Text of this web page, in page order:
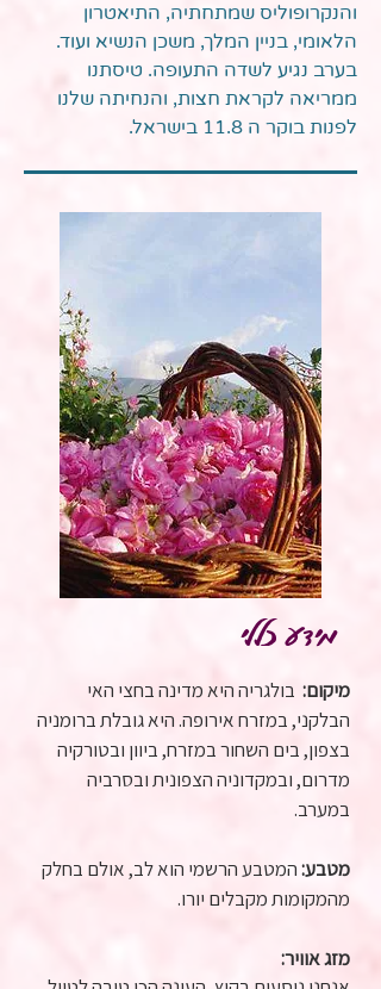
והנקרופוליס שמתחתיה, התיאטרון
הלאומי, בניין המלך, משכן הנשיא ועוד.
בערב נגיע לשדה התעופה. טיסתנו
ממריאה לקראת חצות, והנחיתה שלנו
לפנות בוקר ה 11.8 בישראל.
מידע כללי
מיקום: בולגריה היא מדינה בחצי האי
הבלקני, במזרח אירופה. היא גובלת ברומניה
בצפון, בים השחור במזרח, ביוון ובטורקיה
מדרום, ובמקדוניה הצפונית ובסרביה
במערב.
מטבע: המטבע הרשמי הוא לב, אולם בחלק
מהמקומות מקבלים יורו.
מזג אוויר: